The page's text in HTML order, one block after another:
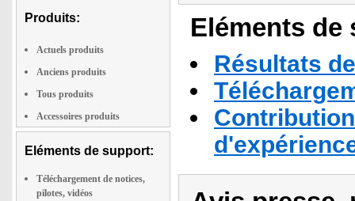
Produits:
Actuels produits
Anciens produits
Tous produits
Accessoires produits
Eléments de support:
Téléchargement de notices,
pilotes, vidéos
Eléments
Résultats